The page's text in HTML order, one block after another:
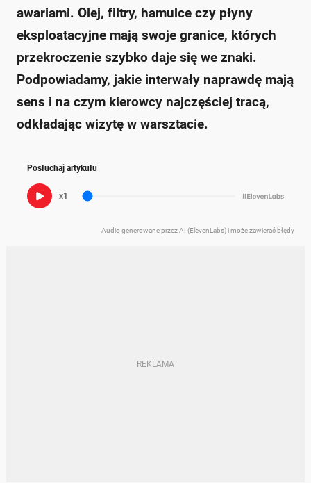
awariami. Olej, filtry, hamulce czy płyny
eksploatacyjne mają swoje granice, których
przekroczenie szybko daje się we znaki.
Podpowiadamy, jakie interwały naprawdę mają
sens i na czym kierowcy najczęściej tracą,
odkładając wizytę w warsztacie.
Posłuchaj artykułu
x1
Audio generowane przez AI (ElevenLabs) i może zawierać błędy